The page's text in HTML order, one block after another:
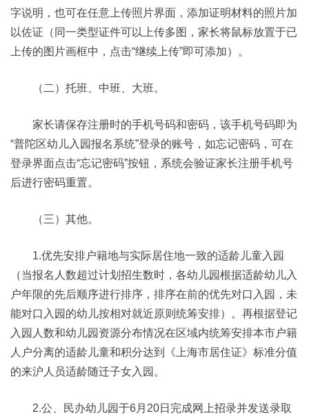
字说明，也可在任意上传照片界面，添加证明材料的照片加
以佐证（同一类型证件可以上传多图，家长将鼠标放置于已
上传的图片画框中，点击“继续上传”即可添加）。
（二）托班、中班、大班。
家长请保存注册时的手机号码和密码，该手机号码即为
“普陀区幼儿入园报名系统”登录的账号，如忘记密码，可在
登录界面点击“忘记密码”按钮，系统会验证家长注册手机号
后进行密码重置。
（三）其他。
1.优先安排户籍地与实际居住地一致的适龄儿童入园
（当报名人数超过计划招生数时，各幼儿园根据适龄幼儿入
户年限的先后顺序进行排序，排序在前的优先对口入园，未
能对口入园的幼儿按相对就近原则统筹安排）。再根据登记
入园人数和幼儿园资源分布情况在区域内统筹安排本市户籍
人户分离的适龄儿童和积分达到《上海市居住证》标准分值
的来沪人员适龄随迁子女入园。
2.公、民办幼儿园于6月20日完成网上招录并发送录取